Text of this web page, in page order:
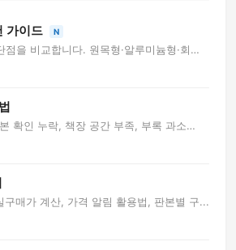
가이드 N
을 비교합니다. 원목형·알루미늄형·회전
확인 누락, 책장 공간 부족, 부록 과소
매가 계산, 가격 알림 활용법, 판본별 구...